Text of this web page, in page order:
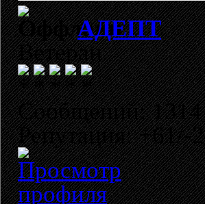
АДЕПТ
Ветеран
Сообщений: 1314
Репутация: +61/-2